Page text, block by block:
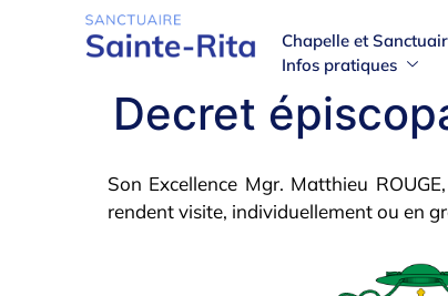
Chapelle et
Infos pratiques
Decret
Son Excellence Mgr. Matthieu
rendent visite, individuellement ou en